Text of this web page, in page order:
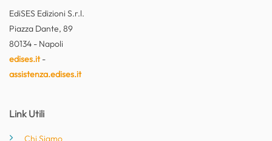
EdiSES Edizioni S.r.l.
Piazza Dante, 89
80134 - Napoli
edises.it-
assistenza.edises.it
Link Utili
Chi Siamo